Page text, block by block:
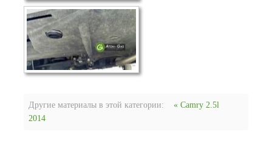
Другие материалы в этой категории:
« Camry 2.5l
2014